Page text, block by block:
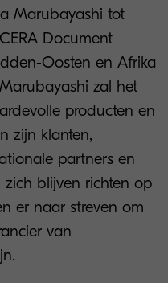
Marubayashi tot
Document
Oosten en Afrika
zal het
producten en
zijn klanten,
partners en
zich blijven richten op
er naar streven om
van